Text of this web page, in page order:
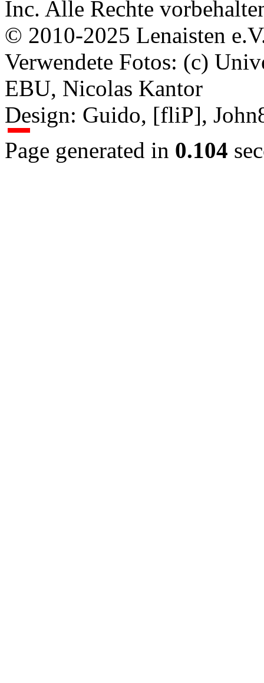
Inc. Alle Rechte
© 2010-2025 Lenaisten
Verwendete Fotos: (c)
EBU, Nicolas Kantor
Design: Guido, [fliP],
Page generated in 0.104